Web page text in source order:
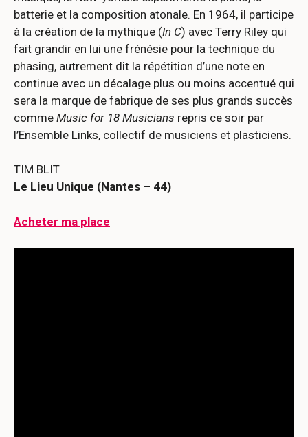
batterie et la composition atonale. En 1964, il participe
à la création de la mythique (In C) avec Terry Riley qui
fait grandir en lui une frénésie pour la technique du
phasing, autrement dit la répétition d’une note en
continue avec un décalage plus ou moins accentué qui
sera la marque de fabrique de ses plus grands succès
comme Music for 18 Musicians repris ce soir par
l’Ensemble Links, collectif de musiciens et plasticiens.
TIM BLIT
Le Lieu Unique (Nantes – 44)
Acheter ma place